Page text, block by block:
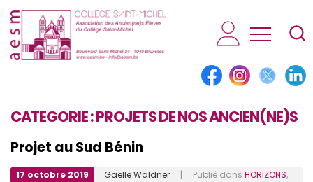
AESM...
CATEGORIE :PROJETS DE NOS ANCIEN(NE)S
Projet au Sud Bénin
17 octobre 2019 Gaelle Waldner | Publié dans HORIZONS,